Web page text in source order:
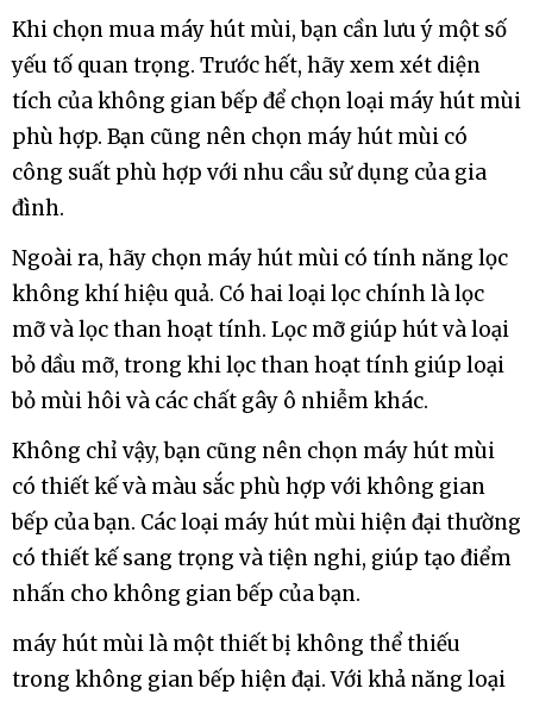
Khi chọn mua máy hút mùi, bạn cần lưu ý một số
yếu tố quan trọng. Trước hết, hãy xem xét diện
tích của không gian bếp để chọn loại máy hút mùi
phù hợp. Bạn cũng nên chọn máy hút mùi có
công suất phù hợp với nhu cầu sử dụng của gia
đình.
Ngoài ra, hãy chọn máy hút mùi có tính năng lọc
không khí hiệu quả. Có hai loại lọc chính là lọc
mỡ và lọc than hoạt tính. Lọc mỡ giúp hút và loại
bỏ dầu mỡ, trong khi lọc than hoạt tính giúp loại
bỏ mùi hôi và các chất gây ô nhiễm khác.
Không chỉ vậy, bạn cũng nên chọn máy hút mùi
có thiết kế và màu sắc phù hợp với không gian
bếp của bạn. Các loại máy hút mùi hiện đại thường
có thiết kế sang trọng và tiện nghi, giúp tạo điểm
nhấn cho không gian bếp của bạn.
máy hút mùi là một thiết bị không thể thiếu
trong không gian bếp hiện đại. Với khả năng loại